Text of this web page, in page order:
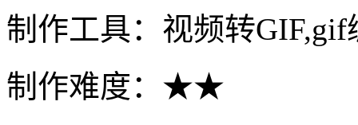
制作工具：视频转GIF,gif
制作难度：★★